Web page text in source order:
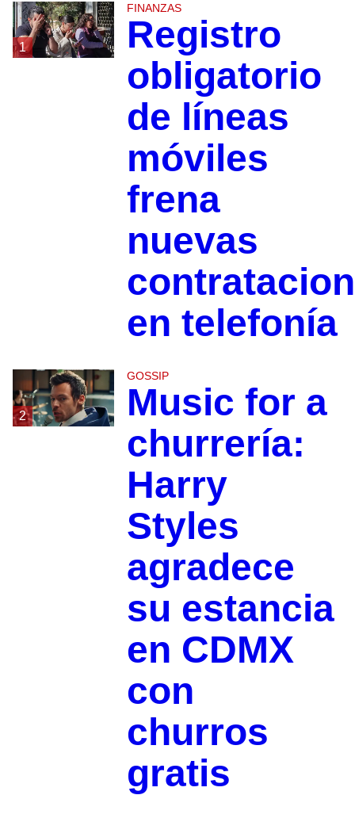
1
FINANZAS
Registro
obligatorio
de líneas
móviles
frena
nuevas
en telefonía
2
GOSSIP
Music for a
churrería:
Harry
Styles
agradece
su estancia
en CDMX
con
churros
gratis